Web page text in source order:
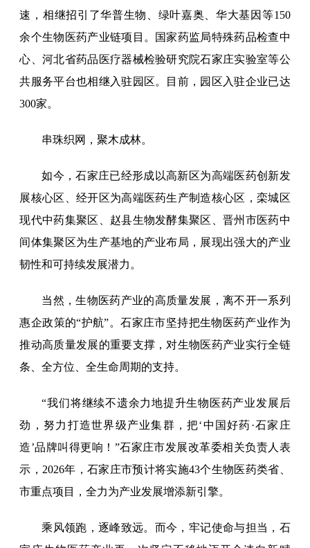
速，相继招引了华普生物、绿叶嘉奥、华大基因等150
余个生物医药产业链项目。国家药监局特殊药品检查中
心、河北省药品医疗器械检验研究院石家庄实验室等公
共服务平台也相继入驻园区。目前，园区入驻企业已达
300家。
串珠织网，聚木成林。
如今，石家庄已经形成以高新区为高端医药创新发
展核心区、经开区为高端医药生产制造核心区，栾城区
现代中药集聚区、赵县生物发酵集聚区、晋州市医药中
间体集聚区为生产基地的产业布局，展现出强大的产业
韧性和可持续发展潜力。
当然，生物医药产业的高质量发展，离不开一系列
惠企政策的“护航”。石家庄市坚持把生物医药产业作为
推动高质量发展的重要支撑，对生物医药产业实行全链
条、全方位、全生命周期的支持。
“我们将继续不遗余力地提升生物医药产业发展后
劲，努力打造世界级产业集群，把‘中国好药·石家庄
造’品牌叫得更响！”石家庄市发展改革委相关负责人表
示，2026年，石家庄市预计将实施43个生物医药类省、
市重点项目，全力为产业发展增添新引擎。
乘风领跑，逐峰致远。而今，牢记使命与担当，石